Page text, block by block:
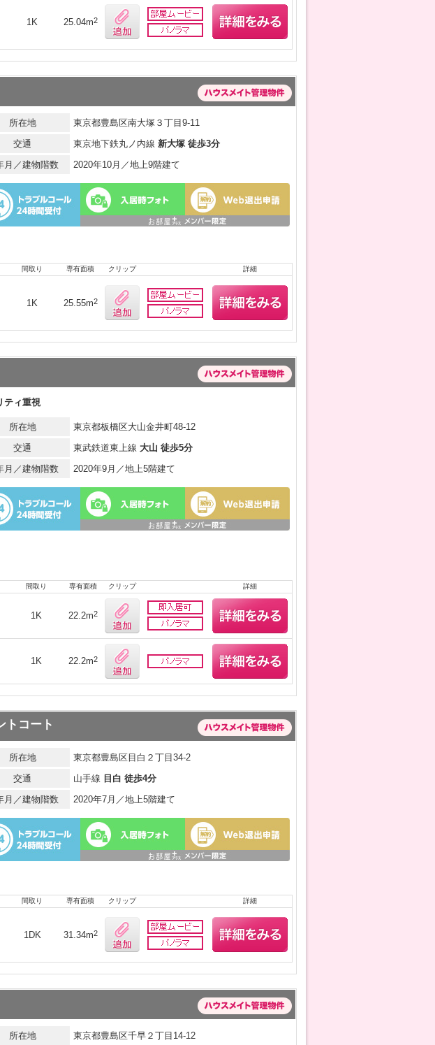
1K 25.04m2
所在地
東京都豊島区南大塚３丁目9-11
交通
東京地下鉄丸ノ内線 新大塚 徒歩3分
月／建物階数
2020年10月／地上9階建て
間取り 専有面積 クリップ 詳細
1K 25.55m2
ティ重視
所在地
東京都板橋区大山金井町48-12
交通
東武鉄道東上線 大山 徒歩5分
月／建物階数
2020年9月／地上5階建て
間取り 専有面積 クリップ 詳細
1K 22.2m2
1K 22.2m2
トコート
所在地
東京都豊島区目白２丁目34-2
交通
山手線 目白 徒歩4分
月／建物階数
2020年7月／地上5階建て
間取り 専有面積 クリップ 詳細
1DK 31.34m2
所在地 東京都豊島区千早２丁目14-12